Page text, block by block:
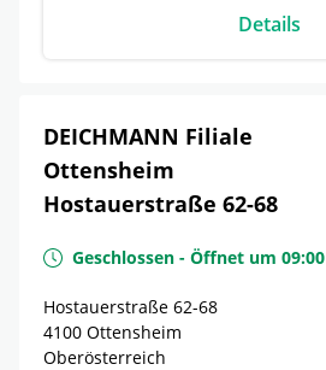
Details
DEICHMANN Filiale
Ottensheim
Hostauerstraße 62-68
Geschlossen - Öffnet um 09:00
Hostauerstraße 62-68
4100 Ottensheim
Oberösterreich